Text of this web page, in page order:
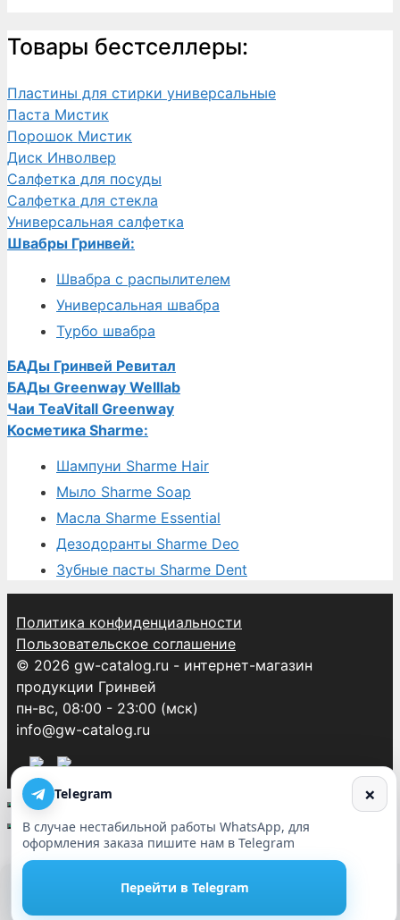
×
Telegram
В случае нестабильной работы WhatsApp, для
оформления заказа пишите нам в Telegram
Перейти в Telegram
Товары бестселлеры:
Пластины для стирки универсальные
Паста Мистик
Порошок Мистик
Диск Инволвер
Салфетка для посуды
Салфетка для стекла
Универсальная салфетка
Швабры Гринвей:
Швабра с распылителем
Универсальная швабра
Турбо швабра
БАДы Гринвей Ревитал
БАДы Greenway Welllab
Чаи TeaVitall Greenway
Косметика Sharme:
Шампуни Sharme Hair
Мыло Sharme Soap
Масла Sharme Essential
Дезодоранты Sharme Deo
Зубные пасты Sharme Dent
Политика конфиденциальности
Пользовательское соглашение
© 2026 gw-catalog.ru - интернет-магазин
продукции Гринвей
пн-вс, 08:00 - 23:00 (мск)
info@gw-catalog.ru
Этот сайт использует cookie. Нажимая кнопку Принять или
продолжая использовать сайт, Вы даете свое согласие на работу